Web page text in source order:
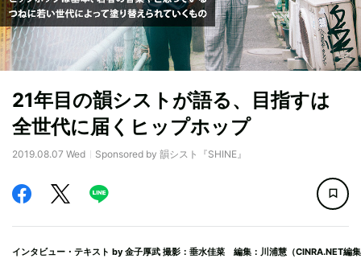
21年目の韻シストが語る、目指すは
全世代に届くヒップホップ
2019.08.07 Wed Sponsored by 韻シスト『SHINE』
インタビュー・テキスト by 金子厚武 撮影：垂水佳菜 編集：川浦慧（CINRA.NET編